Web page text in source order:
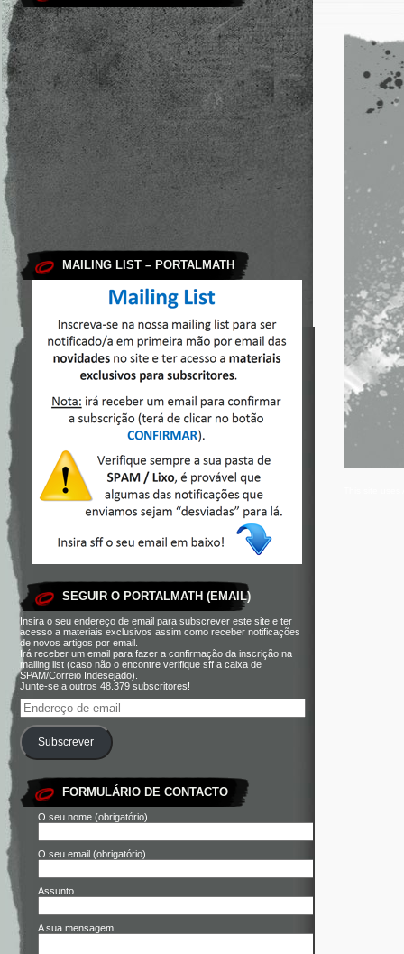
MAILING LIST – PORTALMATH
SEGUIR O PORTALMATH (EMAIL)
Insira o seu endereço de email para subscrever este site e ter
acesso a materiais exclusivos assim como receber notificações
de novos artigos por email.
Irá receber um email para fazer a confirmação da inscrição na
mailing list (caso não o encontre verifique sff a caixa de
SPAM/Correio Indesejado).
Junte-se a outros 48.379 subscritores!
Subscrever
FORMULÁRIO DE CONTACTO
O seu nome (obrigatório)
O seu email (obrigatório)
Assunto
A sua mensagem